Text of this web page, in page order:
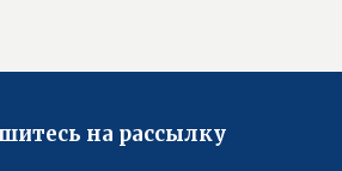
на рассылку